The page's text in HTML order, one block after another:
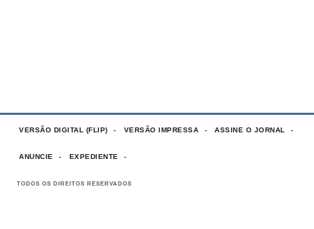
VERSÃO DIGITAL (FLIP) VERSÃO IMPRESSA ASSINE O JORNAL
ANUNCIE EXPEDIENTE
TODOS OS DIREITOS RESERVADOS